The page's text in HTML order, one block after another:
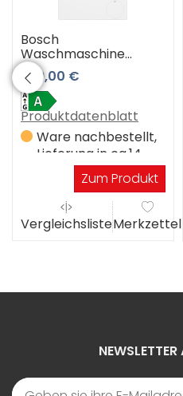
Bosch
Waschmaschine
WGG244Z9F4
679,00 €
Produktdatenblatt
Ware nachbestellt,
Lieferung in ca.14
WerktagenZum Produkt
VergleichslisteMerkzettel